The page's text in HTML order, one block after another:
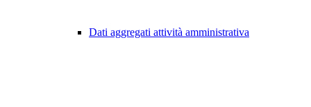
Dati aggregati attività amministrativa